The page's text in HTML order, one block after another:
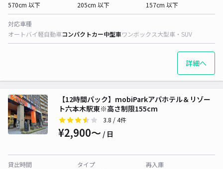
570cm 以下
205cm 以下
157cm 以下
対応車種
オートバイ軽自動車コンパクトカー中型車ワンボックス大型車・SUV
詳細へ
【12時間パック】mobiParkアパホテル＆リゾー
ト六本木駅東※高さ制限155cm
3.8 / 4件
¥2,900〜 / 日
貸出時間
タイプ
再入庫